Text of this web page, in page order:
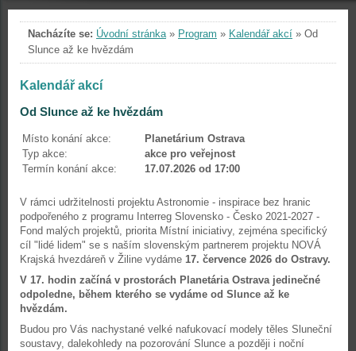
Nacházíte se: Úvodní stránka» Program » Kalendář akcí » Od
Slunce až ke hvězdám
Kalendář akcí
Od Slunce až ke hvězdám
Místo konání akce:
Planetárium Ostrava
Typ akce:
akce pro veřejnost
Termín konání akce:
17.07.2026 od 17:00
V rámci udržitelnosti projektu Astronomie - inspirace bez hranic
podpořeného z programu Interreg Slovensko - Česko 2021-2027 -
Fond malých projektů, priorita Místní iniciativy, zejména specifický
cíl "lidé lidem" se s naším slovenským partnerem projektu NOVÁ
Krajská hvezdáreň v Žiline vydáme 17. července 2026 do Ostravy.
V 17. hodin začíná v prostorách Planetária Ostrava jedinečné
odpoledne, během kterého se vydáme od Slunce až ke
hvězdám.
Budou pro Vás nachystané velké nafukovací modely těles Sluneční
soustavy, dalekohledy na pozorování Slunce a později i noční